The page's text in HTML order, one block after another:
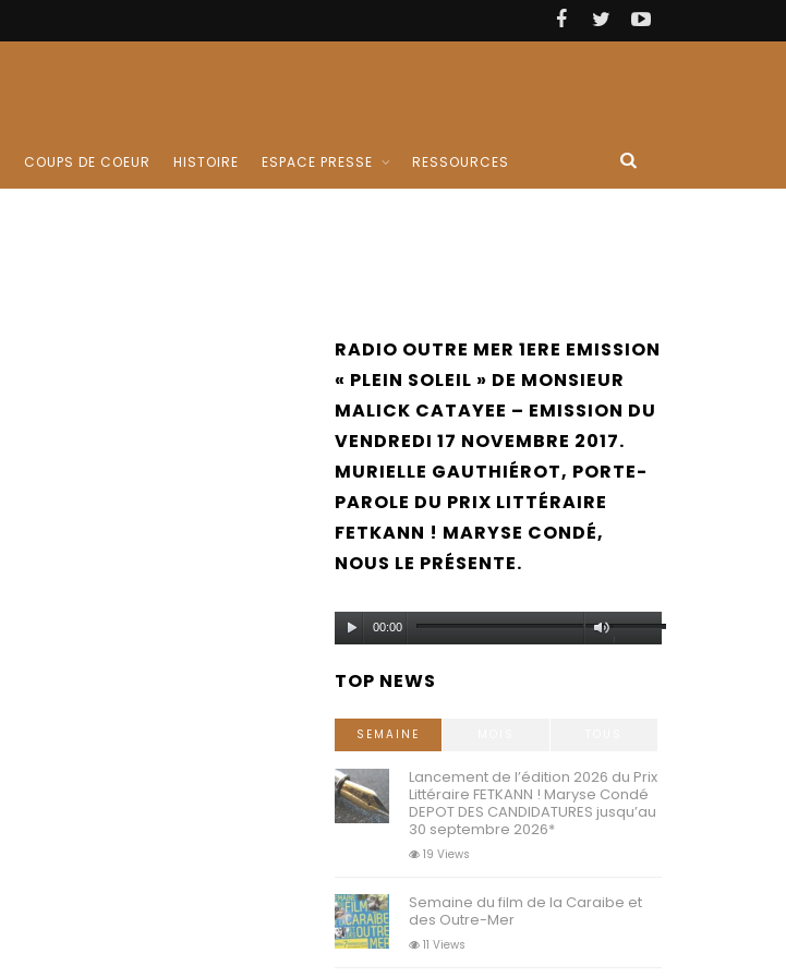
COUPS DE COEUR HISTOIRE ESPACE PRESSE RESSOURCES
RADIO OUTRE MER 1ERE EMISSION
« PLEIN SOLEIL » DE MONSIEUR
MALICK CATAYEE – EMISSION DU
VENDREDI 17 NOVEMBRE 2017.
MURIELLE GAUTHIÉROT, PORTE-
PAROLE DU PRIX LITTÉRAIRE
FETKANN ! MARYSE CONDÉ,
NOUS LE PRÉSENTE.
Lecteur
00:00
Utilisez
augmenter
le
TOP NEWS
SEMAINE
Lancement de l’édition 2026 du Prix
Littéraire FETKANN ! Maryse Condé
DEPOT DES CANDIDATURES jusqu’au
30 septembre 2026*
19 Views
Semaine du film de la Caraibe et
des Outre-Mer
11 Views